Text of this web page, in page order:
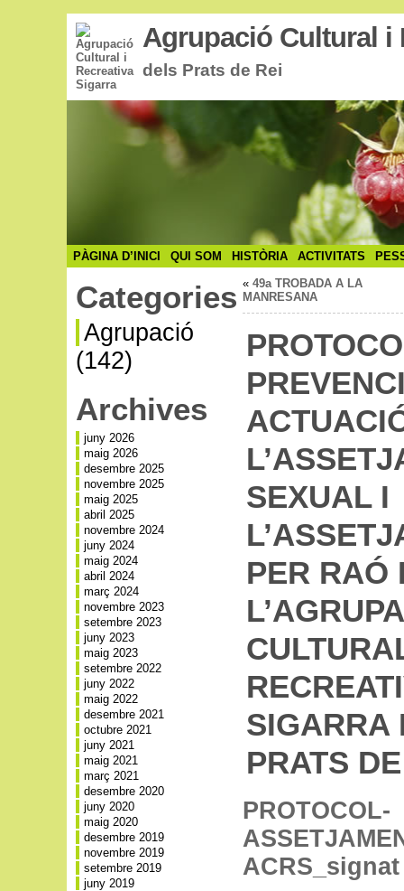
Agrupació Cultural i
dels Prats de Rei
PÀGINA D’INICI QUI SOM HISTÒRIA ACTIVITATS
Categories
Agrupació
(142)
Archives
juny 2026
maig 2026
desembre 2025
novembre 2025
maig 2025
abril 2025
novembre 2024
juny 2024
maig 2024
abril 2024
març 2024
novembre 2023
setembre 2023
juny 2023
maig 2023
setembre 2022
juny 2022
maig 2022
desembre 2021
octubre 2021
juny 2021
maig 2021
març 2021
desembre 2020
juny 2020
maig 2020
desembre 2019
novembre 2019
setembre 2019
juny 2019
« 49a TROBADA A LA
MANRESANA
SEXUAL I
PER RAÓ
SIGARRA
PRATS
PROTOCOL-
ACRS_signat